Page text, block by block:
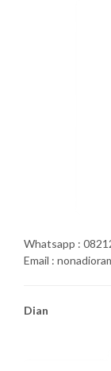
Whatsapp :
Email :
Dian